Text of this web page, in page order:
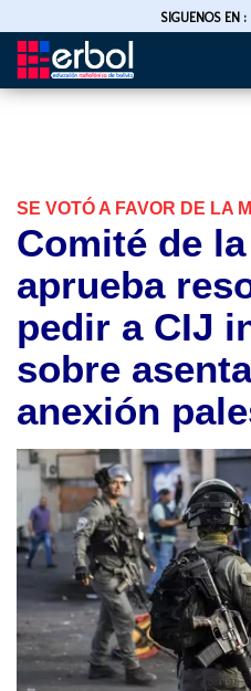
Pasar
SIGUENOS EN :
SE VOTÓ A FAVOR DE LA
Comité de
aprueba
pedir a CIJ
sobre
anexión